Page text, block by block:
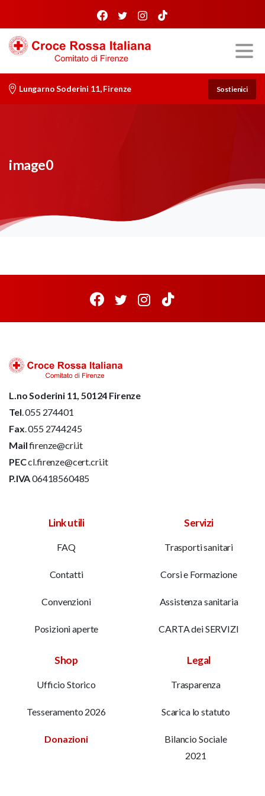
Lungarno Soderini 11, Firenze Sostienici
image0
L.no Soderini 11, 50124 Firenze
Tel. 055 274401
Fax. 055 2744245
Mailfirenze@cri.it
PECcl.firenze@cert.cri.it
P.IVA06418560485
Link utili
FAQ
Contatti
Convenzioni
Posizioni aperte
Servizi
Trasporti sanitari
Corsi e Formazione
Assistenza sanitaria
CARTA dei SERVIZI
Shop
Ufficio Storico
Tesseramento 2026
Donazioni
Legal
Trasparenza
Scarica lo statuto
Bilancio Sociale
2021